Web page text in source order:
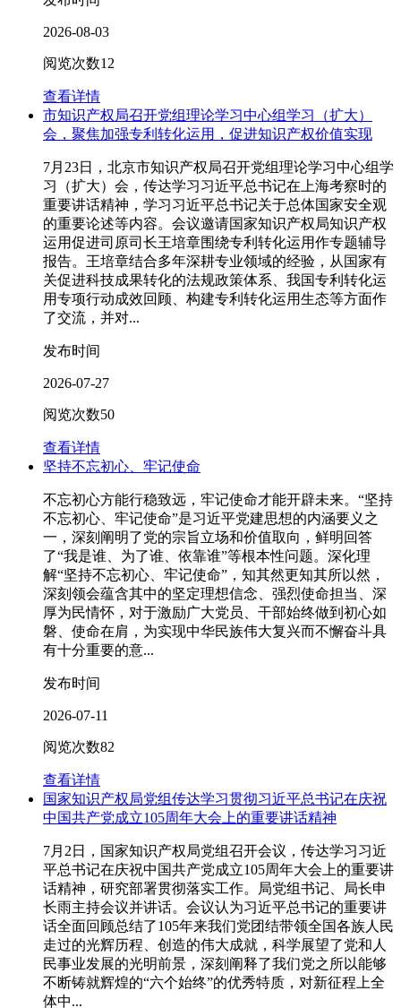
2026-08-03
阅览次数12
查看详情
市知识产权局召开党组理论学习中心组学习（扩大）
会，聚焦加强专利转化运用，促进知识产权价值实现
7月23日，北京市知识产权局召开党组理论学习中心组学
习（扩大）会，传达学习习近平总书记在上海考察时的
重要讲话精神，学习习近平总书记关于总体国家安全观
的重要论述等内容。会议邀请国家知识产权局知识产权
运用促进司原司长王培章围绕专利转化运用作专题辅导
报告。王培章结合多年深耕专业领域的经验，从国家有
关促进科技成果转化的法规政策体系、我国专利转化运
用专项行动成效回顾、构建专利转化运用生态等方面作
了交流，并对...
发布时间
2026-07-27
阅览次数50
查看详情
坚持不忘初心、牢记使命
不忘初心方能行稳致远，牢记使命才能开辟未来。“坚持
不忘初心、牢记使命”是习近平党建思想的内涵要义之
一，深刻阐明了党的宗旨立场和价值取向，鲜明回答
了“我是谁、为了谁、依靠谁”等根本性问题。深化理
解“坚持不忘初心、牢记使命”，知其然更知其所以然，
深刻领会蕴含其中的坚定理想信念、强烈使命担当、深
厚为民情怀，对于激励广大党员、干部始终做到初心如
磐、使命在肩，为实现中华民族伟大复兴而不懈奋斗具
有十分重要的意...
发布时间
2026-07-11
阅览次数82
查看详情
国家知识产权局党组传达学习贯彻习近平总书记在庆祝
中国共产党成立105周年大会上的重要讲话精神
7月2日，国家知识产权局党组召开会议，传达学习习近
平总书记在庆祝中国共产党成立105周年大会上的重要讲
话精神，研究部署贯彻落实工作。局党组书记、局长申
长雨主持会议并讲话。会议认为习近平总书记的重要讲
话全面回顾总结了105年来我们党团结带领全国各族人民
走过的光辉历程、创造的伟大成就，科学展望了党和人
民事业发展的光明前景，深刻阐释了我们党之所以能够
不断铸就辉煌的“六个始终”的优秀特质，对新征程上全
体中...